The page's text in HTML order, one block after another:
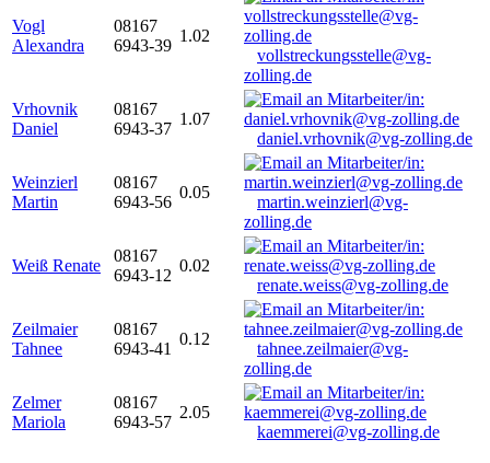
Vogl
Alexandra
08167
6943-39
1.02
vollstreckungsstelle@vg-
zolling.de
Vrhovnik
Daniel
08167
6943-37
1.07
daniel.vrhovnik@vg-zolling.de
Weinzierl
Martin
08167
6943-56
0.05
martin.weinzierl@vg-
zolling.de
Weiß Renate
08167
6943-12
0.02
renate.weiss@vg-zolling.de
Zeilmaier
Tahnee
08167
6943-41
0.12
tahnee.zeilmaier@vg-
zolling.de
Zelmer
Mariola
08167
6943-57
2.05
kaemmerei@vg-zolling.de